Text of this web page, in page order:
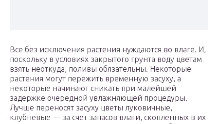
Все без исключения растения нуждаются во влаге. И,
поскольку в условиях закрытого грунта воду цветам
взять неоткуда, поливы обязательны. Некоторые
растения могут пережить временную засуху, а
некоторые начинают сникать при малейшей
задержке очередной увлажняющей процедуры.
Лучше переносят засуху цветы луковичные,
клубневые — за счет запасов влаги, скопленных в их